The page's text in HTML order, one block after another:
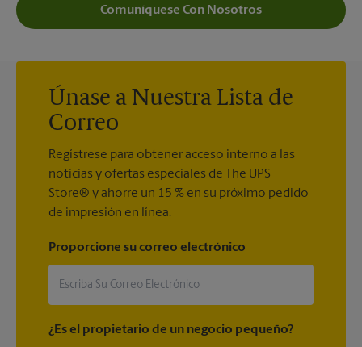
Comuníquese Con Nosotros
Únase a Nuestra Lista de
Correo
Regístrese para obtener acceso interno a las
noticias y ofertas especiales de The UPS
Store® y ahorre un 15 % en su próximo pedido
de impresión en línea.
Proporcione su correo electrónico
¿Es el propietario de un negocio pequeño?